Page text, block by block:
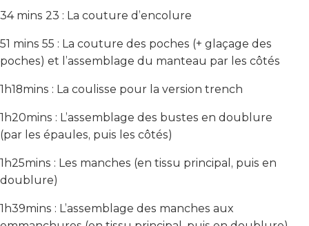
34 mins 23 : La couture d’encolure
51 mins 55 : La couture des poches (+ glaçage des
poches) et l’assemblage du manteau par les côtés
1h18mins : La coulisse pour la version trench
1h20mins : L’assemblage des bustes en doublure
(par les épaules, puis les côtés)
1h25mins : Les manches (en tissu principal, puis en
doublure)
1h39mins : L’assemblage des manches aux